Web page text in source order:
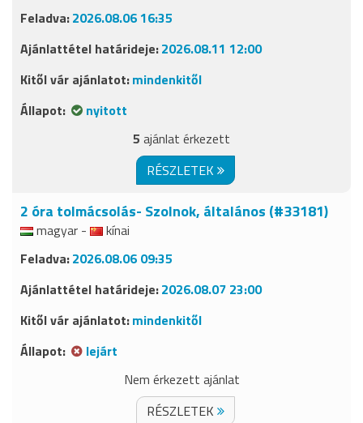
2026.08.06 16:35
2026.08.11 12:00
mindenkitől
nyitott
5 ajánlat érkezett
RÉSZLETEK
2 óra tolmácsolás- Szolnok, általános (#33181)
magyar -
kínai
2026.08.06 09:35
2026.08.07 23:00
mindenkitől
lejárt
Nem érkezett ajánlat
RÉSZLETEK